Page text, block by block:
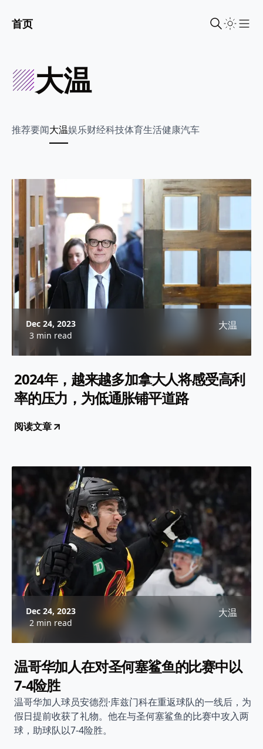
首页
大温
推荐 要闻 大温 娱乐 财经 科技 体育 生活 健康 汽车
Dec 24, 2023
3 min read
大温
2024年，越来越多加拿大人将感受高利
率的压力，为低通胀铺平道路
阅读文章
Dec 24, 2023
2 min read
大温
温哥华加人在对圣何塞鲨鱼的比赛中以
7-4险胜
温哥华加人球员安德烈·库兹门科在重返球队的一线后，为
假日提前收获了礼物。他在与圣何塞鲨鱼的比赛中攻入两
球，助球队以7-4险胜。